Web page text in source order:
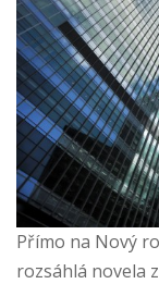
Přímo na Nový
rozsáhlá novela